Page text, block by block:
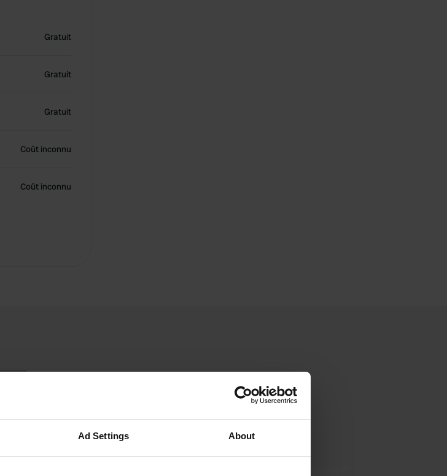
Ad Settings About
Gratuit
Gratuit
Gratuit
Coût inconnu
Coût inconnu